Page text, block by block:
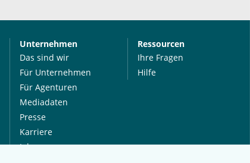
Unternehmen
Das sind wir
Für Unternehmen
Für Agenturen
Mediadaten
Presse
Karriere
Jobs
Ressourcen
Ihre Fragen
Hilfe